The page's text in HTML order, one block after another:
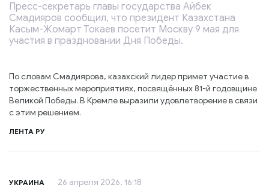
Пресс-секретарь главы государства Айбек
Смадияров сообщил, что президент Казахстана
Касым-Жомарт Токаев посетит Москву 9 мая для
участия в праздновании Дня Победы.
По словам Смадиярова, казахский лидер примет участие в
торжественных мероприятиях, посвящённых 81-й годовщине
Великой Победы. В Кремле выразили удовлетворение в связи
с этим решением.
ЛЕНТА РУ
УКРАИНА 26 апреля 2026, 16:18